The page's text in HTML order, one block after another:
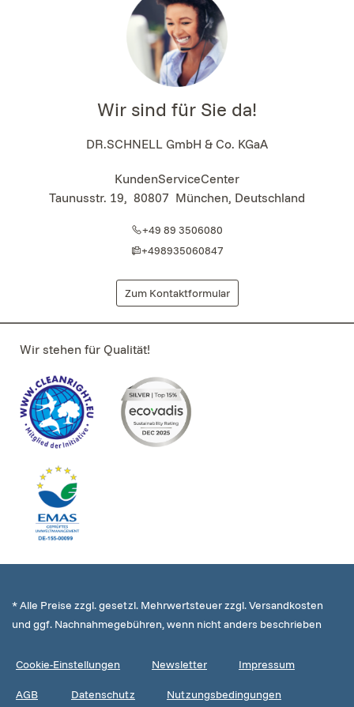
Wir sind für Sie da!
DR.SCHNELL GmbH & Co. KGaA
KundenServiceCenter
Taunusstr. 19, 80807 München, Deutschland
+49 89 3506080
+498935060847
Zum Kontaktformular
Wir stehen für Qualität!
* Alle Preise zzgl. gesetzl. Mehrwertsteuer zzgl. Versandkosten
und ggf. Nachnahmegebühren, wenn nicht anders beschrieben
Cookie-Einstellungen Newsletter Impressum
AGB Datenschutz Nutzungsbedingungen